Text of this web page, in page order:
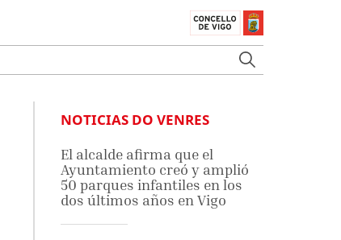
NOTICIAS DO VENRES
El alcalde afirma que el
Ayuntamiento creó y amplió
50 parques infantiles en los
dos últimos años en Vigo